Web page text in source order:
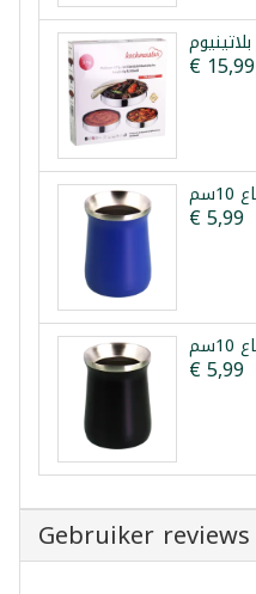
€ 15,99
€ 5,99
€ 5,99
Gebruiker reviews